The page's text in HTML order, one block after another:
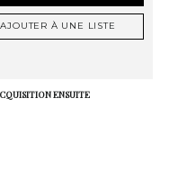
AJOUTER À UNE LISTE
ENSUITE